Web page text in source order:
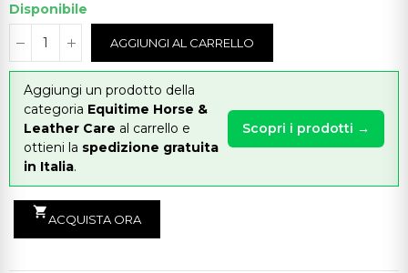
Disponibile
AGGIUNGI AL CARRELLO
Aggiungi un prodotto della
categoria Equitime Horse &
Leather Care al carrello e
ottieni la spedizione gratuita
in Italia.
Scopri i prodotti →
shopping_cart
ACQUISTA ORA